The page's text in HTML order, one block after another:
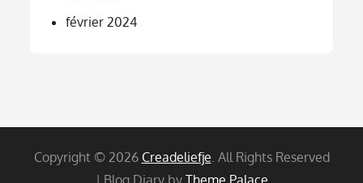
février 2024
Copyright © 2026 Creadeliefje . All Rights Reserved
| Blog Diary by Theme Palace